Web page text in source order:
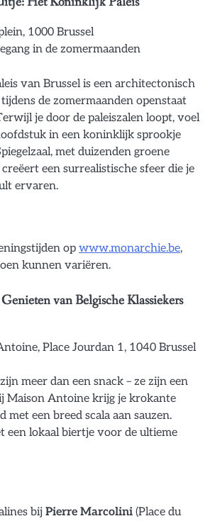
1000 Brussel
in de zomermaanden
van Brussel is een architectonisch
de zomermaanden openstaat
je door de paleiszalen loopt, voel
in een koninklijk sprookje
met duizenden groene
creëert een surrealistische sfeer die je
ervaren.
op www.monarchie.be,
kunnen variëren.
van Belgische Klassiekers
Place Jourdan 1, 1040 Brussel
meer dan een snack – ze zijn een
Maison Antoine krijg je krokante
met een breed scala aan sauzen.
een lokaal biertje voor de ultieme
bij Pierre Marcolini (Place du